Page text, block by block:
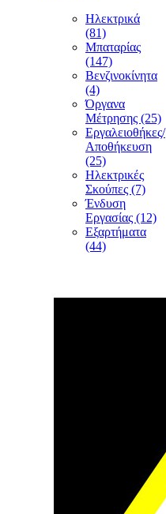
Ηλεκτρικά
(81)
Μπαταρίας
(147)
Βενζινοκίνητα
(4)
Όργανα
Μέτρησης (25)
Εργαλειοθήκες/
Αποθήκευση
(25)
Ηλεκτρικές
Σκούπες (7)
Ένδυση
Εργασίας (12)
Εξαρτήματα
(44)